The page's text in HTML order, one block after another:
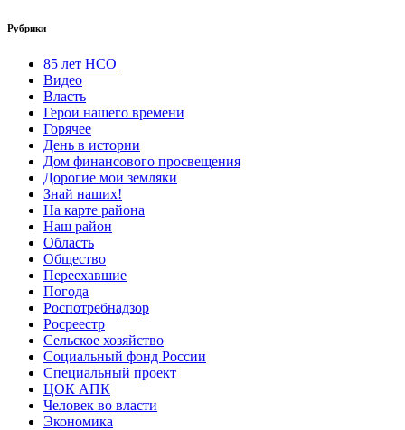
Рубрики
85 лет НСО
Видео
Власть
Герои нашего времени
Горячее
День в истории
Дом финансового просвещения
Дорогие мои земляки
Знай наших!
На карте района
Наш район
Область
Общество
Переехавшие
Погода
Роспотребнадзор
Росреестр
Сельское хозяйство
Социальный фонд России
Специальный проект
ЦОК АПК
Человек во власти
Экономика